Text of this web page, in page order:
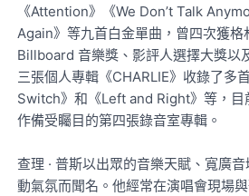
《Attention》《We Don’t Talk
Again》等九首白金單曲，曾四次獲格
Billboard 音樂獎、影評人選擇大獎以
三張個人專輯《CHARLIE》收錄了多
Switch》和《Left and Right》等，目
作備受矚目的第四張錄音室專輯。
查理 · 普斯以出眾的音樂天賦、寬廣
動氣氛而聞名。他經常在演唱會現場